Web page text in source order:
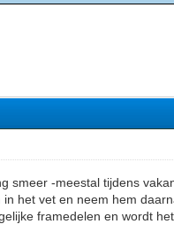
smeer -meestal tijdens
het vet en neem hem
framedelen en wordt